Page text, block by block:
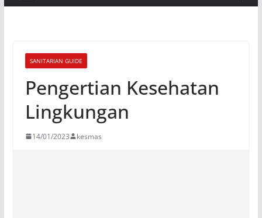
SANITARIAN GUIDE
Pengertian Kesehatan
Lingkungan
14/01/2023 kesmas